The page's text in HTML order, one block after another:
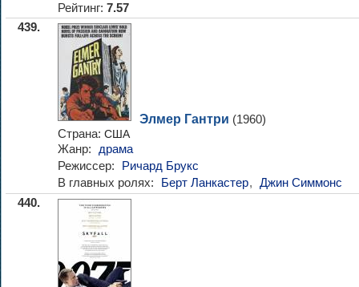
Рейтинг: 7.57
439.
Элмер Гантри (1960)
Страна: США
Жанр:
драма
Режиссер:
Ричард Брукс
В главных ролях:
Берт Ланкастер, Джин Симмонс
440.